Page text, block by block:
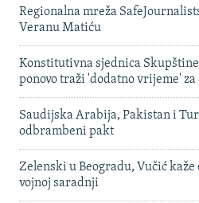
Regionalna mreža
Veranu Matiću
Konstitutivna sjednica
ponovo traži 'dodatno vrijeme' za
Saudijska Arabija, Pakistan i
odbrambeni pakt
Zelenski u Beogradu, Vučić
vojnoj saradnji